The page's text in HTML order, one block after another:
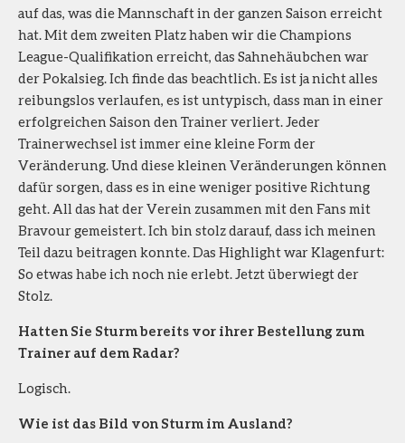
auf das, was die Mannschaft in der ganzen Saison erreicht
hat. Mit dem zweiten Platz haben wir die Champions
League-Qualifikation erreicht, das Sahnehäubchen war
der Pokalsieg. Ich finde das beachtlich. Es ist ja nicht alles
reibungslos verlaufen, es ist untypisch, dass man in einer
erfolgreichen Saison den Trainer verliert. Jeder
Trainerwechsel ist immer eine kleine Form der
Veränderung. Und diese kleinen Veränderungen können
dafür sorgen, dass es in eine weniger positive Richtung
geht. All das hat der Verein zusammen mit den Fans mit
Bravour gemeistert. Ich bin stolz darauf, dass ich meinen
Teil dazu beitragen konnte. Das Highlight war Klagenfurt:
So etwas habe ich noch nie erlebt. Jetzt überwiegt der
Stolz.
Hatten Sie Sturm bereits vor ihrer Bestellung zum
Trainer auf dem Radar?
Logisch.
Wie ist das Bild von Sturm im Ausland?